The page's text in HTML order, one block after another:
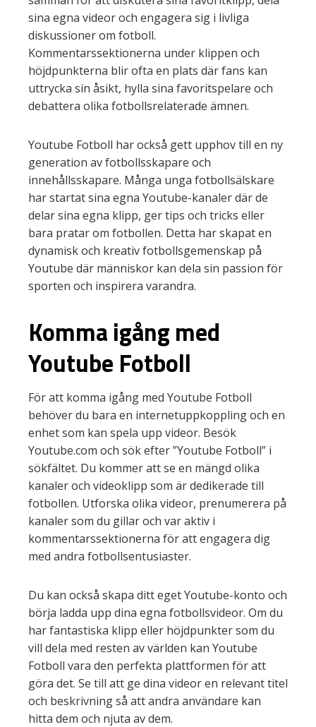
sina egna videor och engagera sig i livliga
diskussioner om fotboll.
Kommentarssektionerna under klippen och
höjdpunkterna blir ofta en plats där fans kan
uttrycka sin åsikt, hylla sina favoritspelare och
debattera olika fotbollsrelaterade ämnen.
Youtube Fotboll har också gett upphov till en ny
generation av fotbollsskapare och
innehållsskapare. Många unga fotbollsälskare
har startat sina egna Youtube-kanaler där de
delar sina egna klipp, ger tips och tricks eller
bara pratar om fotbollen. Detta har skapat en
dynamisk och kreativ fotbollsgemenskap på
Youtube där människor kan dela sin passion för
sporten och inspirera varandra.
Komma igång med
Youtube Fotboll
För att komma igång med Youtube Fotboll
behöver du bara en internetuppkoppling och en
enhet som kan spela upp videor. Besök
Youtube.com och sök efter ”Youtube Fotboll” i
sökfältet. Du kommer att se en mängd olika
kanaler och videoklipp som är dedikerade till
fotbollen. Utforska olika videor, prenumerera på
kanaler som du gillar och var aktiv i
kommentarssektionerna för att engagera dig
med andra fotbollsentusiaster.
Du kan också skapa ditt eget Youtube-konto och
börja ladda upp dina egna fotbollsvideor. Om du
har fantastiska klipp eller höjdpunkter som du
vill dela med resten av världen kan Youtube
Fotboll vara den perfekta plattformen för att
göra det. Se till att ge dina videor en relevant titel
och beskrivning så att andra användare kan
hitta dem och njuta av dem.